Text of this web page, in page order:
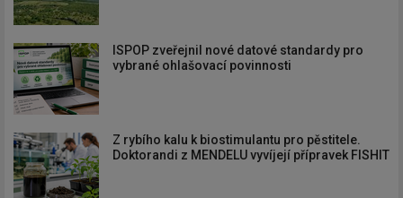
ISPOP zveřejnil nové datové standardy pro
vybrané ohlašovací povinnosti
Z rybího kalu k biostimulantu pro pěstitele.
Doktorandi z MENDELU vyvíjejí přípravek FISHIT